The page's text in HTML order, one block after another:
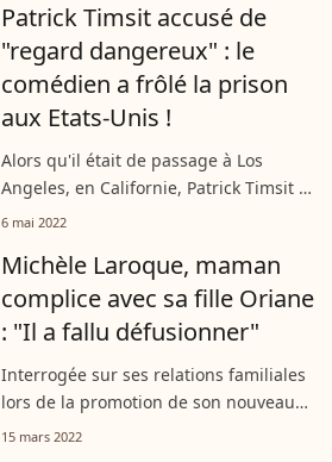
mercredi 14 septembre 2022, ce sont
Elodie...
Patrick Timsit accusé de
"regard dangereux" : le
comédien a frôlé la prison
aux Etats-Unis !
Alors qu'il était de passage à Los
Angeles, en Californie, Patrick Timsit a
connu une petite mésaventure en
Veber. C'est leur ami, l'écrivain
Philippe...
6 mai 2022
Michèle Laroque, maman
complice avec sa fille Oriane
: "Il a fallu défusionner"
Interrogée sur ses relations familiales
lors de la promotion de son nouveau
film, la comédie Alors on danse chez
15 mars 2022